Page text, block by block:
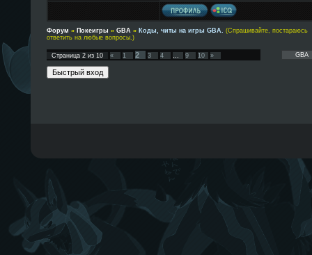
Форум » Покеигры » GBA » Коды, читы на игры GBA. (Спрашивайте, постараюсь
ответить на любые вопросы.)
Страница 2из 10 « 1 2 3 4 … 9 10 »